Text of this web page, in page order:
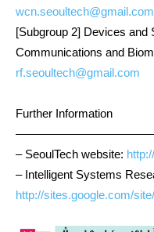
wcn.seoultech@gmail.com
[Subgroup 2] Devices and
Communications and
rf.seoultech@gmail.com
Further Information
– SeoulTech website:
– Intelligent Systems
http://sites.google.com/